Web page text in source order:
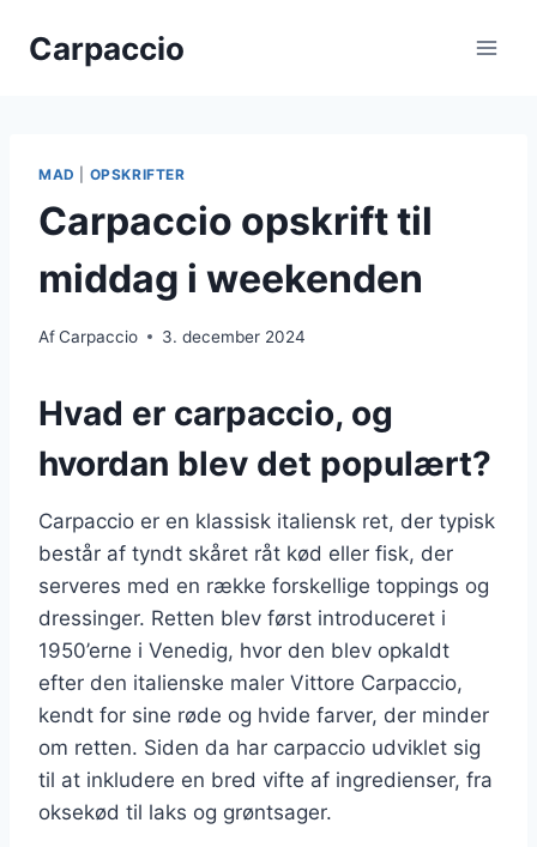
Carpaccio
MAD OPSKRIFTER
Carpaccio opskrift til
middag i weekenden
AfCarpaccio 3. december 2024
Hvad er carpaccio, og
hvordan blev det populært?
Carpaccio er en klassisk italiensk ret, der typisk
består af tyndt skåret råt kød eller fisk, der
serveres med en række forskellige toppings og
dressinger. Retten blev først introduceret i
1950’erne i Venedig, hvor den blev opkaldt
efter den italienske maler Vittore Carpaccio,
kendt for sine røde og hvide farver, der minder
om retten. Siden da har carpaccio udviklet sig
til at inkludere en bred vifte af ingredienser, fra
oksekød til laks og grøntsager.